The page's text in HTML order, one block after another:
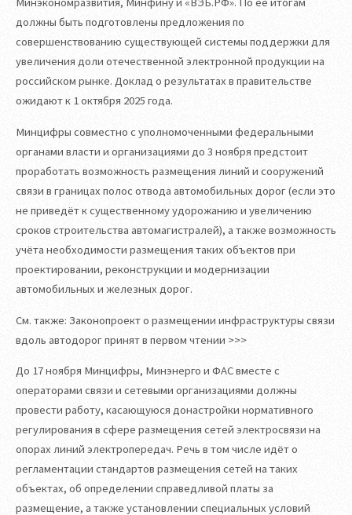
должны быть подготовлены предложения по
совершенствованию существующей системы поддержки для
увеличения доли отечественной электронной продукции на
российском рынке. Доклад о результатах в правительстве
ожидают к 1 октября 2025 года.
Минцифры совместно с уполномоченными федеральными
органами власти и организациями до 3 ноября предстоит
проработать возможность размещения линий и сооружений
связи в границах полос отвода автомобильных дорог (если это
не приведёт к существенному удорожанию и увеличению
сроков строительства автомагистралей), а также возможность
учёта необходимости размещения таких объектов при
проектировании, реконструкции и модернизации
автомобильных и железных дорог.
См. также: Законопроект о размещении инфраструктуры связи
вдоль автодорог принят в первом чтении >>>
До 17 ноября Минцифры, Минэнерго и ФАС вместе с
операторами связи и сетевыми организациями должны
провести работу, касающуюся донастройки нормативного
регулирования в сфере размещения сетей электросвязи на
опорах линий электропередач. Речь в том числе идёт о
регламентации стандартов размещения сетей на таких
объектах, об определении справедливой платы за
размещение, а также установлении специальных условий